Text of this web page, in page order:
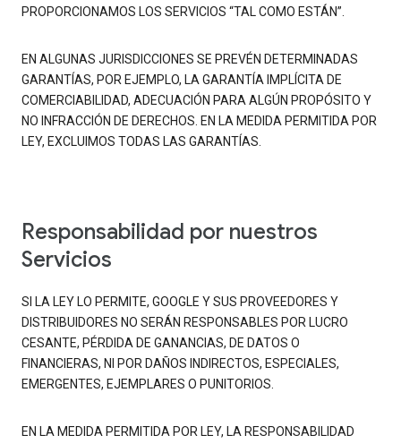
PROPORCIONAMOS LOS SERVICIOS “TAL COMO ESTÁN”.
EN ALGUNAS JURISDICCIONES SE PREVÉN DETERMINADAS
GARANTÍAS, POR EJEMPLO, LA GARANTÍA IMPLÍCITA DE
COMERCIABILIDAD, ADECUACIÓN PARA ALGÚN PROPÓSITO Y
NO INFRACCIÓN DE DERECHOS. EN LA MEDIDA PERMITIDA POR
LEY, EXCLUIMOS TODAS LAS GARANTÍAS.
Responsabilidad por nuestros
Servicios
SI LA LEY LO PERMITE, GOOGLE Y SUS PROVEEDORES Y
DISTRIBUIDORES NO SERÁN RESPONSABLES POR LUCRO
CESANTE, PÉRDIDA DE GANANCIAS, DE DATOS O
FINANCIERAS, NI POR DAÑOS INDIRECTOS, ESPECIALES,
EMERGENTES, EJEMPLARES O PUNITORIOS.
EN LA MEDIDA PERMITIDA POR LEY, LA RESPONSABILIDAD